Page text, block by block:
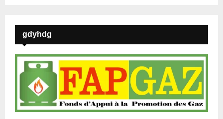
gdyhdg